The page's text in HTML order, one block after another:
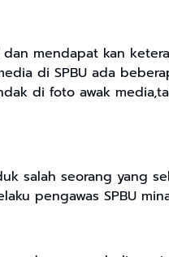
mendapat kan
di SPBU ada
di foto awak
salah seorang yang
pengawas SPBU